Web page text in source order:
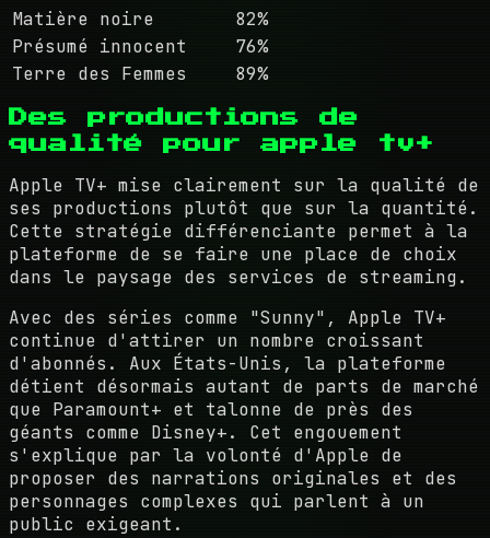
Matière noire
82%
Présumé innocent
76%
Terre des Femmes
89%
Des productions de
qualité pour apple tv+
Apple TV+ mise clairement sur la qualité de
ses productions plutôt que sur la quantité.
Cette stratégie différenciante permet à la
plateforme de se faire une place de choix
dans le paysage des services de streaming.
Avec des séries comme "Sunny", Apple TV+
continue d'attirer un nombre croissant
d'abonnés. Aux États-Unis, la plateforme
détient désormais autant de parts de marché
que Paramount+ et talonne de près des
géants comme Disney+. Cet engouement
s'explique par la volonté d'Apple de
proposer des narrations originales et des
personnages complexes qui parlent à un
public exigeant.